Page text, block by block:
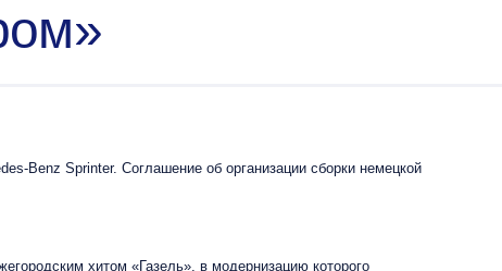
Benz Sprinter. Соглашение об организации сборки немецкой
хитом «Газель», в модернизацию которого